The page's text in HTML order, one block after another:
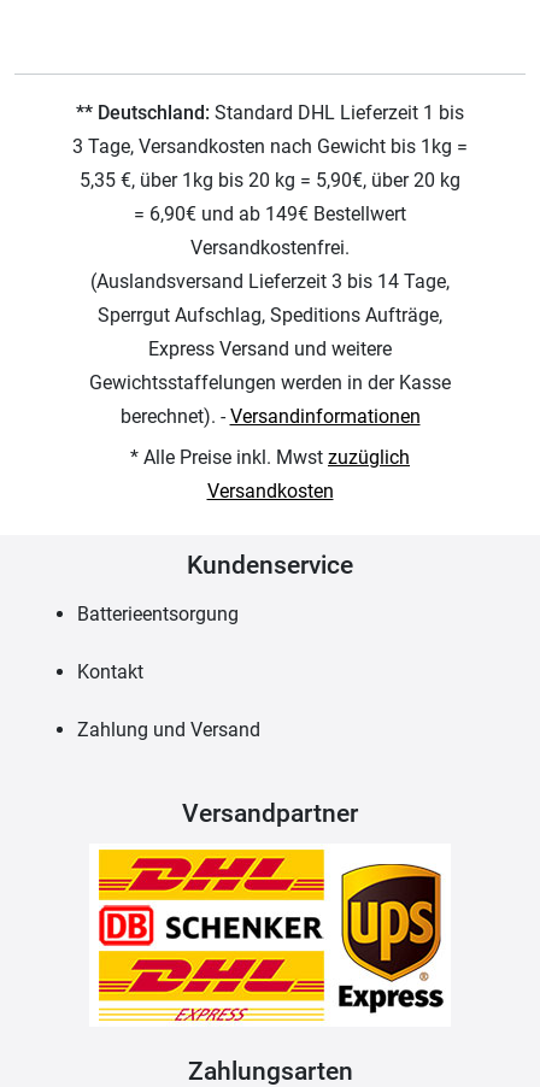
** Deutschland: Standard DHL Lieferzeit 1 bis
3 Tage, Versandkosten nach Gewicht bis 1kg =
5,35 €, über 1kg bis 20 kg = 5,90€, über 20 kg
= 6,90€ und ab 149€ Bestellwert
Versandkostenfrei.
(Auslandsversand Lieferzeit 3 bis 14 Tage,
Sperrgut Aufschlag, Speditions Aufträge,
Express Versand und weitere
Gewichtsstaffelungen werden in der Kasse
berechnet). -Versandinformationen
* Alle Preise inkl. Mwst zuzüglich
Versandkosten
Kundenservice
Batterieentsorgung
Kontakt
Zahlung und Versand
Versandpartner
Zahlungsarten